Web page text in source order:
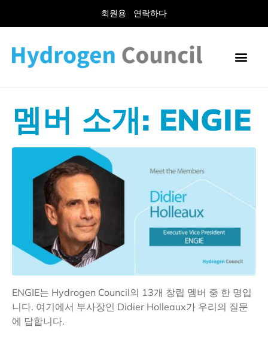
회원용 연락하다
멤버 소개: ENGIE
ENGIE는 Hydrogen Council의 13개 창립 멤버 중 한 명입
니다. 여기에서 부사장인 Didier Holleaux가 우리의 질문
에 답합니다.